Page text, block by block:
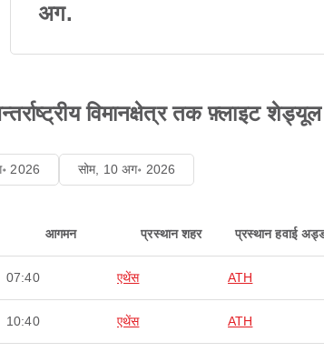
अग.
विमानक्षेत्र तक फ़्लाइट
2026 सोम, 10 अग॰ 2026
आगमन प्रस्थान शहर प्रस्थान हवाई
07:40 एथेंस ATH
10:40 एथेंस ATH